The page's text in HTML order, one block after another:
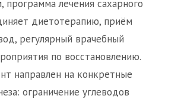
программа лечения сахарного
диетотерапию, приём
регулярный врачебный
по восстановлению.
направлен на конкретные
ограничение углеводов